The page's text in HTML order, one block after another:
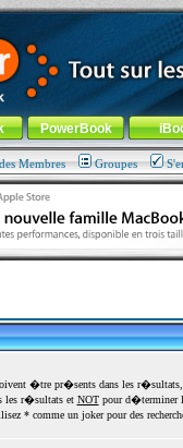
! -Aller au menu de
PowerBook
Membres Groupes
�tre pr�sents dans les
les r�sultats et NOTpour d�terminer
* comme un joker pour des